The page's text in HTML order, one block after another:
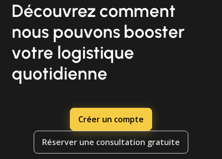
Découvrez comment
nous pouvons booster
votre logistique
quotidienne
Créer un compte
Réserver une consultation gratuite